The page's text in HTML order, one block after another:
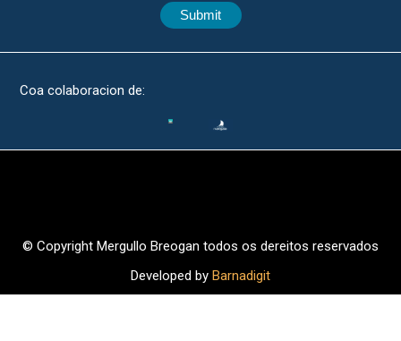
Submit
Coa colaboracion de:
© Copyright Mergullo Breogan todos os dereitos reservados
Developed by Barnadigit